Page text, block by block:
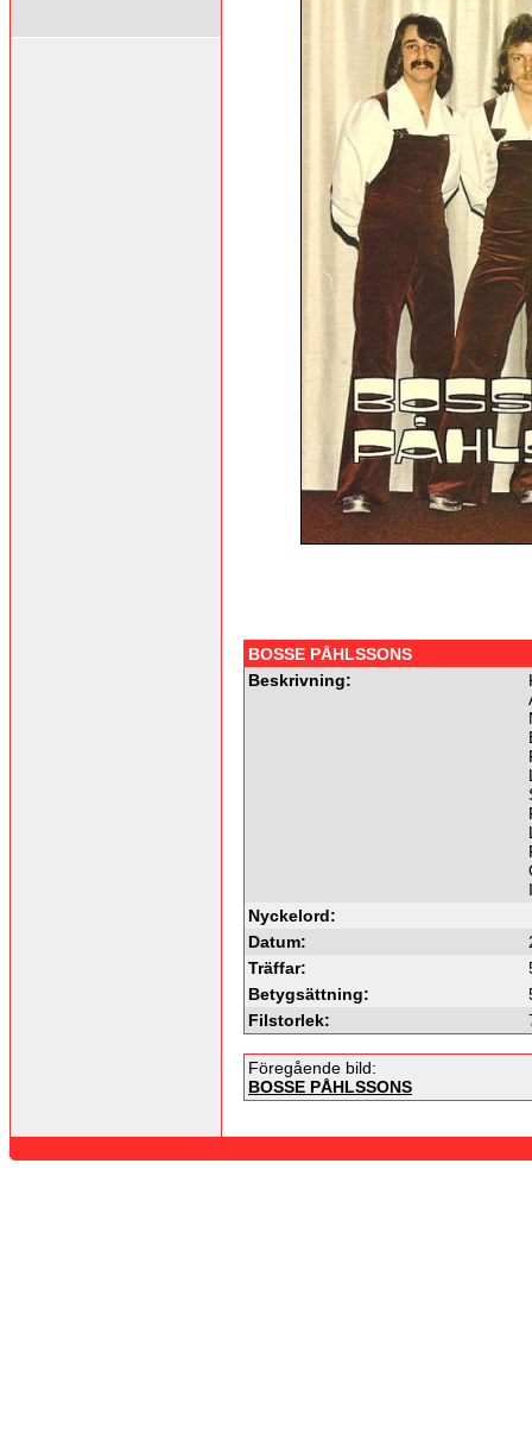
BOSSE PÅHLSSONS
Beskrivning:
Nyckelord:
Datum:
Träffar:
Betygsättning:
Filstorlek:
Föregående bild:
BOSSE PÅHLSSONS